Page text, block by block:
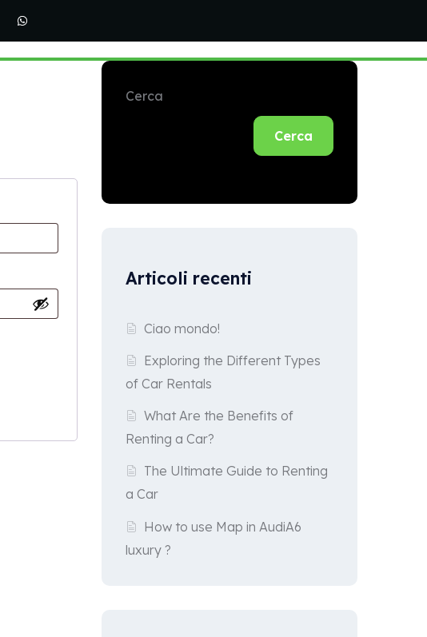
Cerca
Cerca
Articoli recenti
Ciao mondo!
Exploring the Different Types
of Car Rentals
What Are the Benefits of
Renting a Car?
The Ultimate Guide to Renting
a Car
How to use Map in AudiA6
luxury ?